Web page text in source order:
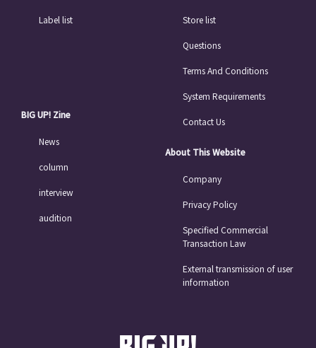
Label list
BIG UP! Zine
News
column
interview
audition
Store list
Questions
Terms And Conditions
System Requirements
Contact Us
About This Website
Company
Privacy Policy
Specified Commercial
Transaction Law
External transmission of user
information